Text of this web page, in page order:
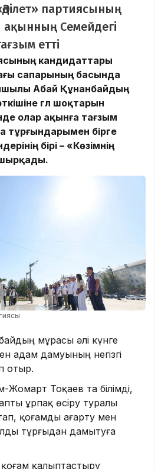
партиясының
Семейдегі
етті
кандидаттары
сапарының басында
Абай Құнанбайдың
гүл шоқтарын
олар ақынға тағзым
тұрғындарымен бірге
бірі – «Көзімнің
мұрасы әлі күнге
адам дамуының негізгі
отыр.
Тоқаев та білімді,
ұрпақ өсіру туралы
қоғамды ағарту мен
тұрғыдан дамытуға
қалыптастыру